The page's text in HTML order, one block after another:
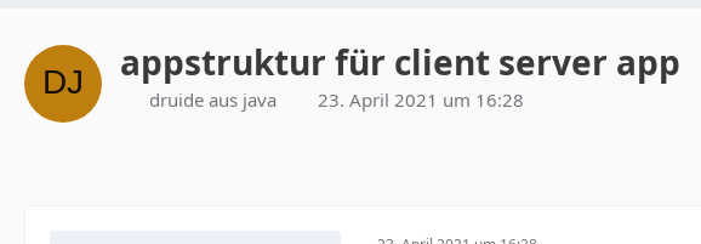
appstruktur für client server app
druide aus java 23. April 2021 um 16:28